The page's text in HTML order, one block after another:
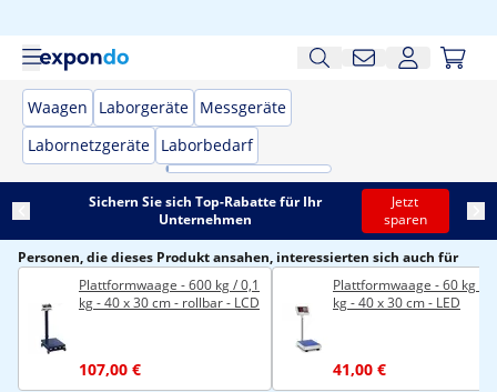
Waagen Laborgeräte Messgeräte
Labornetzgeräte Laborbedarf
Sichern Sie sich Top-Rabatte für Ihr
Unternehmen
Jetzt
sparen
Personen, die dieses Produkt ansahen, interessierten sich auch für
Plattformwaage - 600 kg / 0,1
kg - 40 x 30 cm - rollbar - LCD
107,00 €
Plattformwaage - 60 kg /
kg - 40 x 30 cm - LED
41,00 €